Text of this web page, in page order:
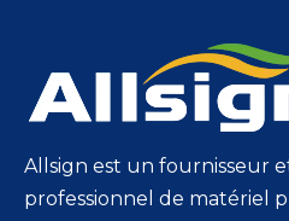
Allsign est un fournisseur
professionnel de matériel